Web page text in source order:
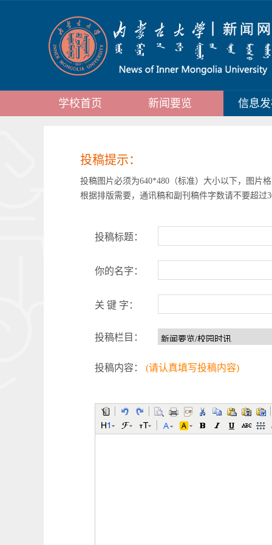
学校首页 新闻要览 信息
投稿提示：
投稿图片必须为640*480（标准）大小以下，图片格
根据排版需要，通讯稿和副刊稿件字数请不要超
投稿标题：
你的名字：
关 键 字：
投稿栏目：
投稿内容： (请认真填写投稿内容)